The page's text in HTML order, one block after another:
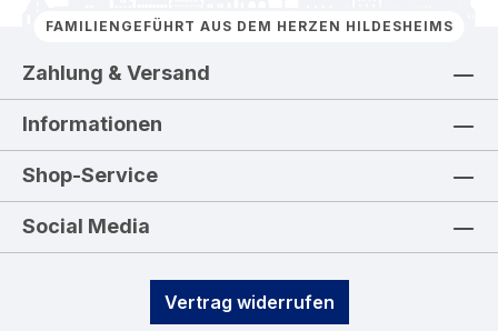
FAMILIENGEFÜHRT AUS DEM HERZEN HILDESHEIMS
Zahlung & Versand
Informationen
Shop-Service
Social Media
Vertrag widerrufen